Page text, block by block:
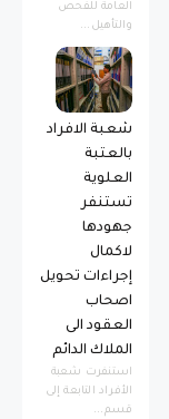
العامة للفحص
والتأهيل...
شعبة الافراد
بالعتبة
العلوية
تستنفر
جهودها
لاكمال
إجراءات تحويل
اصحاب
العقود الى
الملاك الدائم
استنفرت شعبة
الأفراد التابعة إلى
قسم...